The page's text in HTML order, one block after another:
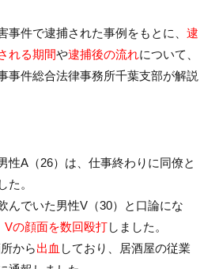
事件で逮捕された事例をもとに、 逮
れる期間や逮捕後の流れについて、
事件総合法律事務所千葉支部が解説
性A（26）は、仕事終わりに同僚と
た。
んでいた男性V（30）と口論にな
Vの顔面を数回殴打しました。
から出血 しており、居酒屋の従業